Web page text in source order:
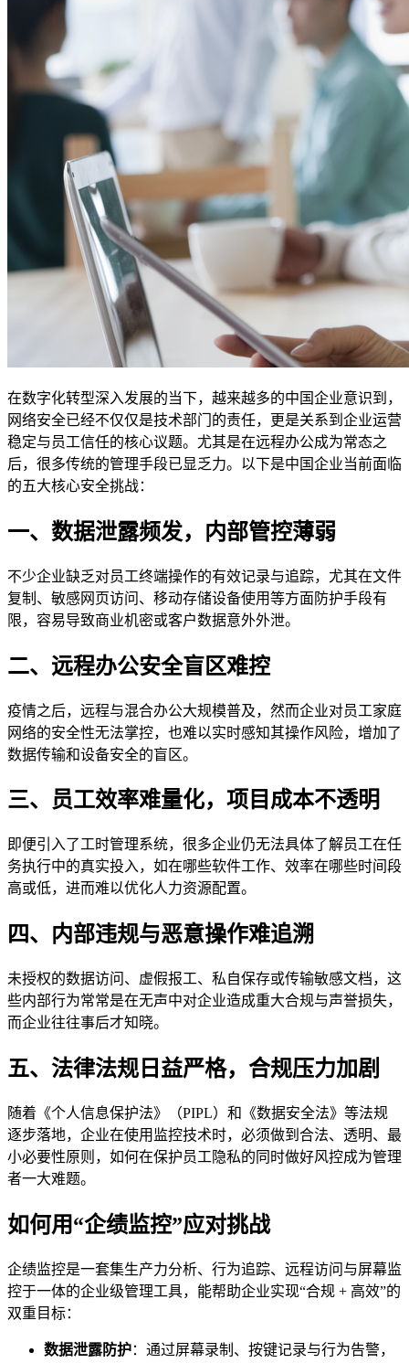
在数字化转型深入发展的当下，越来越多的中国企业意识到，
网络安全已经不仅仅是技术部门的责任，更是关系到企业运营
稳定与员工信任的核心议题。尤其是在远程办公成为常态之
后，很多传统的管理手段已显乏力。以下是中国企业当前面临
的五大核心安全挑战：
一、数据泄露频发，内部管控薄弱
不少企业缺乏对员工终端操作的有效记录与追踪，尤其在文件
复制、敏感网页访问、移动存储设备使用等方面防护手段有
限，容易导致商业机密或客户数据意外外泄。
二、远程办公安全盲区难控
疫情之后，远程与混合办公大规模普及，然而企业对员工家庭
网络的安全性无法掌控，也难以实时感知其操作风险，增加了
数据传输和设备安全的盲区。
三、员工效率难量化，项目成本不透明
即便引入了工时管理系统，很多企业仍无法具体了解员工在任
务执行中的真实投入，如在哪些软件工作、效率在哪些时间段
高或低，进而难以优化人力资源配置。
四、内部违规与恶意操作难追溯
未授权的数据访问、虚假报工、私自保存或传输敏感文档，这
些内部行为常常是在无声中对企业造成重大合规与声誉损失，
而企业往往事后才知晓。
五、法律法规日益严格，合规压力加剧
随着《个人信息保护法》（PIPL）和《数据安全法》等法规
逐步落地，企业在使用监控技术时，必须做到合法、透明、最
小必要性原则，如何在保护员工隐私的同时做好风控成为管理
者一大难题。
如何用“企绩监控”应对挑战
企绩监控是一套集生产力分析、行为追踪、远程访问与屏幕监
控于一体的企业级管理工具，能帮助企业实现“合规 + 高效”的
双重目标：
数据泄露防护：通过屏幕录制、按键记录与行为告警，